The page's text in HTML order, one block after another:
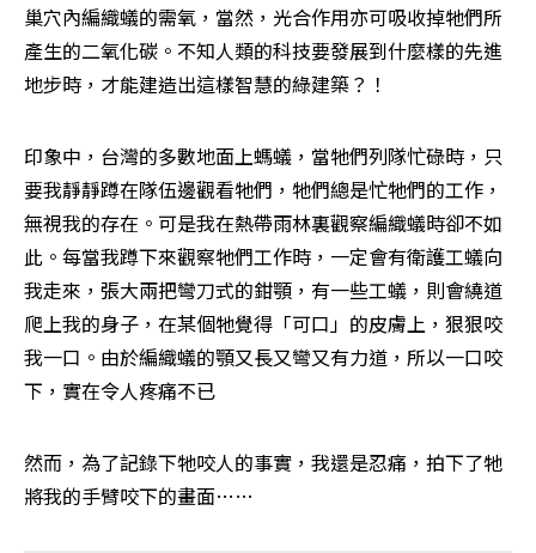
巢穴內編織蟻的需氧，當然，光合作用亦可吸收掉牠們所
產生的二氧化碳。不知人類的科技要發展到什麼樣的先進
地步時，才能建造出這樣智慧的綠建築？！
印象中，台灣的多數地面上螞蟻，當牠們列隊忙碌時，只
要我靜靜蹲在隊伍邊觀看牠們，牠們總是忙牠們的工作，
無視我的存在。可是我在熱帶雨林裏觀察編織蟻時卻不如
此。每當我蹲下來觀察牠們工作時，一定會有衛護工蟻向
我走來，張大兩把彎刀式的鉗顎，有一些工蟻，則會繞道
爬上我的身子，在某個牠覺得「可口」的皮膚上，狠狠咬
我一口。由於編織蟻的顎又長又彎又有力道，所以一口咬
下，實在令人疼痛不已
然而，為了記錄下牠咬人的事實，我還是忍痛，拍下了牠
將我的手臂咬下的畫面……